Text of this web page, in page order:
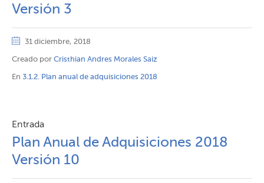
Versión 3
31 diciembre, 2018
Creado por Cristhian Andres Morales Saiz
En 3.1.2. Plan anual de adquisiciones 2018
Entrada
Plan Anual de Adquisiciones 2018
Versión 10